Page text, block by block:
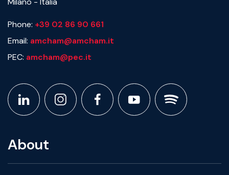
Phone: +39 02 86 90 661
Email: amcham@amcham.it
PEC: amcham@pec.it
About